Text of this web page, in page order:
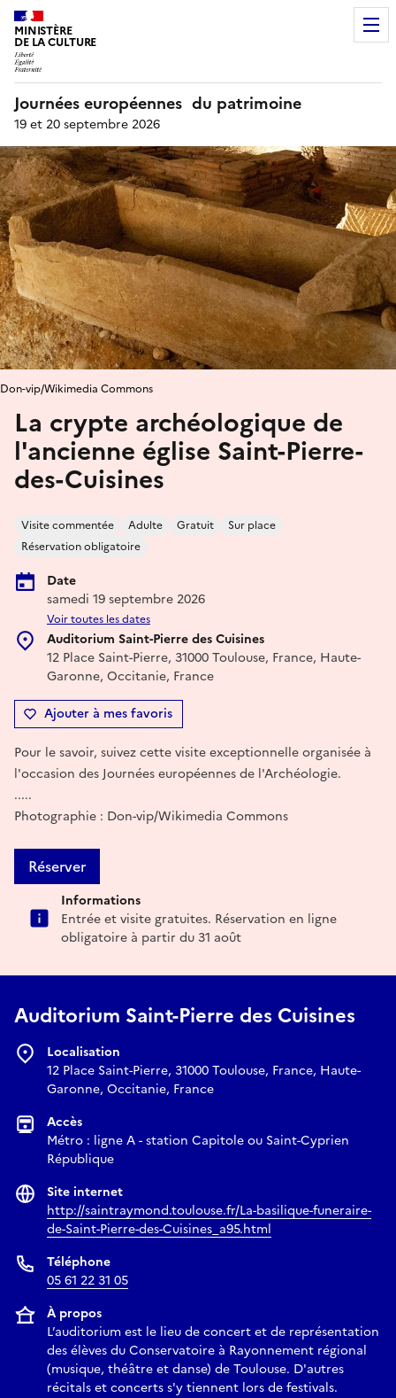
MINISTÈRE
DE LA CULTURE
Journées européennes du patrimoine
19 et 20 septembre 2026
La crypte archéologique de
l'ancienne église Saint-Pierre-
des-Cuisines
Visite commentée Adulte Gratuit
Sur place
Réservation obligatoire
Date
samedi 19 septembre 2026
Voir toutes les dates
Auditorium Saint-Pierre des Cuisines
12 Place Saint-Pierre, 31000 Toulouse, France, Haute-
Garonne, Occitanie, France
Ajouter à mes favoris
Don-vip/Wikimedia Commons
Pour le savoir, suivez cette visite exceptionnelle organisée à
l'occasion des Journées européennes de l'Archéologie.
.....
Photographie : Don-vip/Wikimedia Commons
Réserver
Informations
Entrée et visite gratuites. Réservation en ligne
obligatoire à partir du 31 août
Auditorium Saint-Pierre des Cuisines
Localisation
12 Place Saint-Pierre, 31000 Toulouse, France, Haute-
Garonne, Occitanie, France
Accès
Métro : ligne A - station Capitole ou Saint-Cyprien
République
Site internet
http://saintraymond.toulouse.fr/La-basilique-funeraire-
de-Saint-Pierre-des-Cuisines_a95.html
Téléphone
05 61 22 31 05
À propos
L’auditorium est le lieu de concert et de représentation
des élèves du Conservatoire à Rayonnement régional
(musique, théâtre et danse) de Toulouse. D'autres
récitals et concerts s'y tiennent lors de festivals.